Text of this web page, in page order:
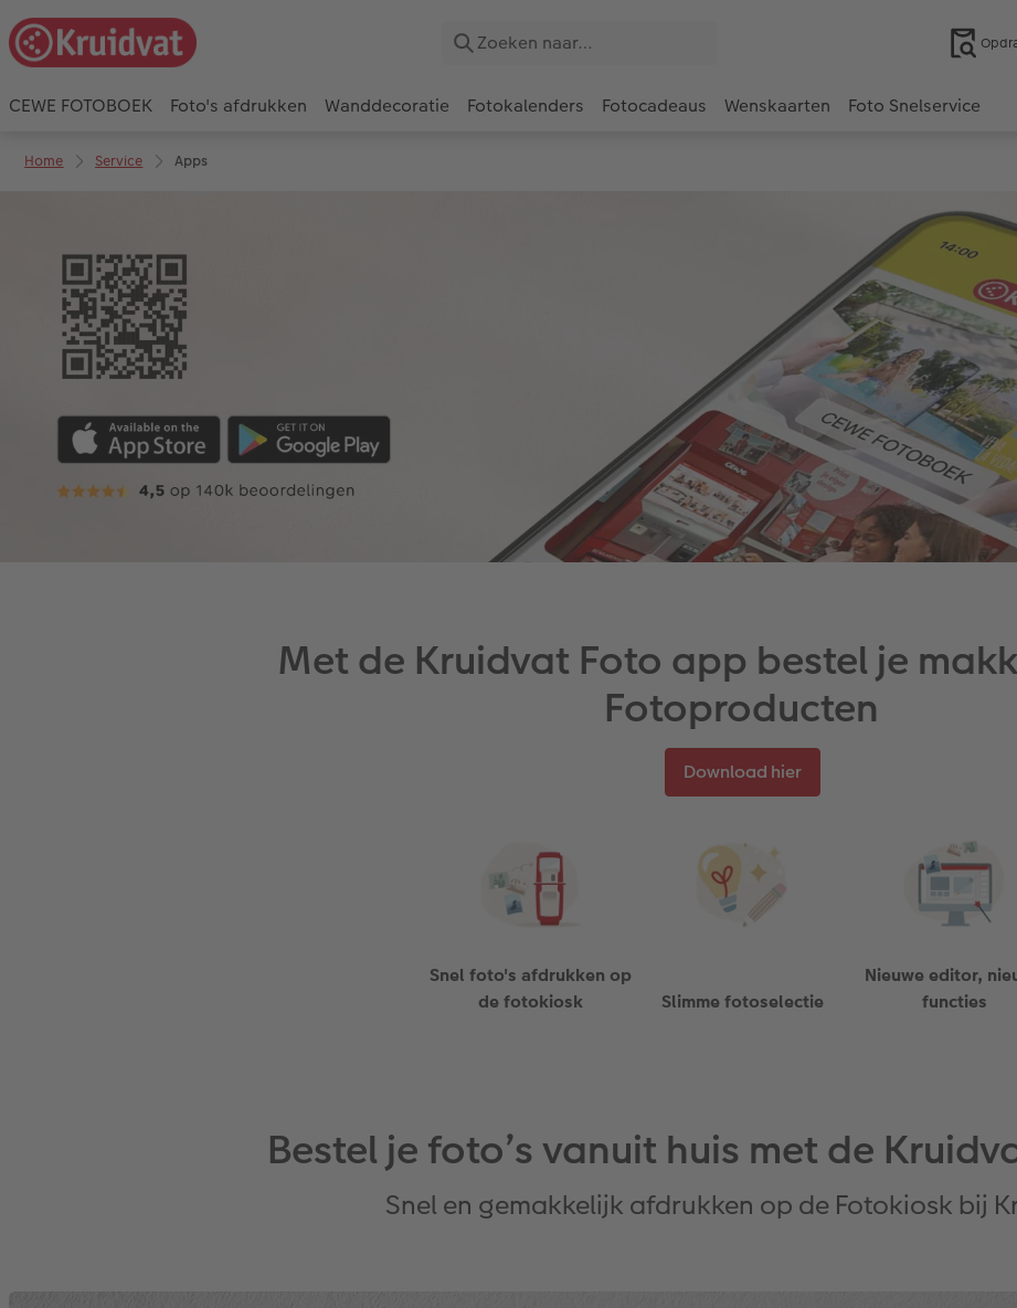
CEWE FOTOBOEK Foto's afdrukken Wanddecoratie Fotokalenders Fotocadeaus Wenskaarten Foto Snelservice
Home Service Apps
Met de Kruidvat Foto app bestel je
Fotoproducten
Download hier
Snel foto's afdrukken op
de fotokiosk
Slimme fotoselectie
Nieuwe editor,
functies
Bestel je foto’s vanuit huis met de
Snel en gemakkelijk afdrukken op de Fotokiosk bij